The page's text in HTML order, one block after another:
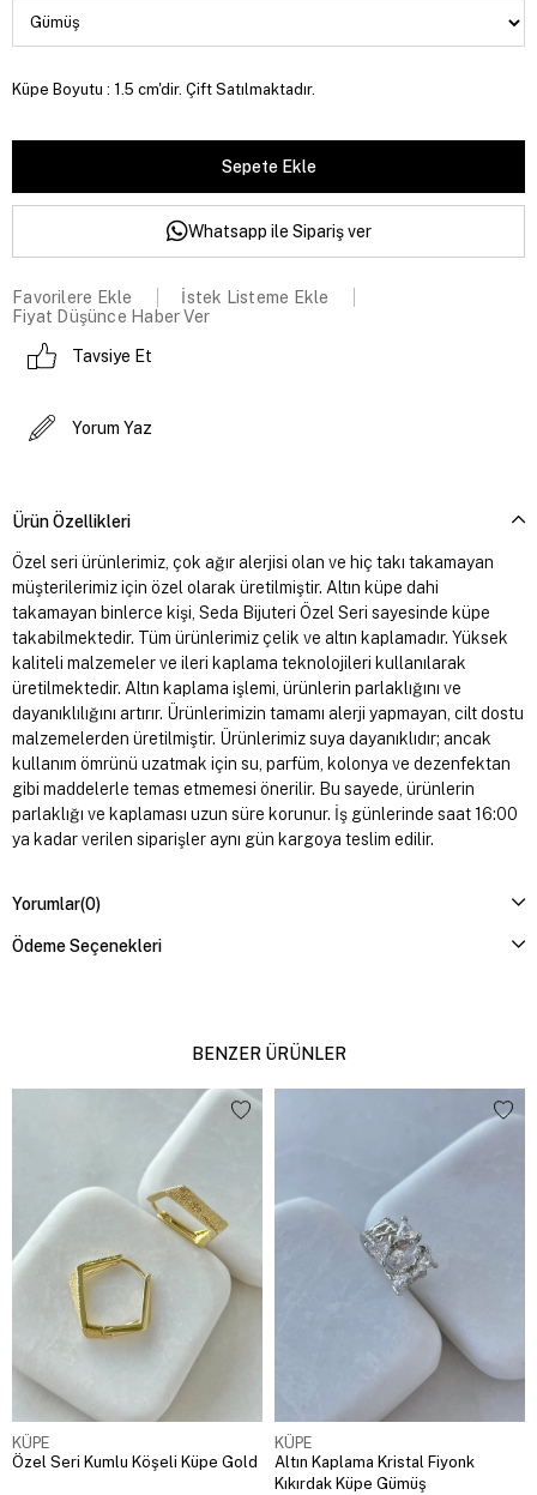
Küpe Boyutu : 1.5 cm'dir. Çift Satılmaktadır.
Whatsapp ile Sipariş ver
Favorilere Ekle
İstek Listeme Ekle
Fiyat Düşünce Haber Ver
Tavsiye Et
Yorum Yaz
Ürün Özellikleri
Özel seri ürünlerimiz, çok ağır alerjisi olan ve hiç takı takamayan
müşterilerimiz için özel olarak üretilmiştir. Altın küpe dahi
takamayan binlerce kişi, Seda Bijuteri Özel Seri sayesinde küpe
takabilmektedir. Tüm ürünlerimiz çelik ve altın kaplamadır. Yüksek
kaliteli malzemeler ve ileri kaplama teknolojileri kullanılarak
üretilmektedir. Altın kaplama işlemi, ürünlerin parlaklığını ve
dayanıklılığını artırır. Ürünlerimizin tamamı alerji yapmayan, cilt dostu
malzemelerden üretilmiştir. Ürünlerimiz suya dayanıklıdır; ancak
kullanım ömrünü uzatmak için su, parfüm, kolonya ve dezenfektan
gibi maddelerle temas etmemesi önerilir. Bu sayede, ürünlerin
parlaklığı ve kaplaması uzun süre korunur. İş günlerinde saat 16:00
ya kadar verilen siparişler aynı gün kargoya teslim edilir.
Yorumlar(0)
Ödeme Seçenekleri
BENZER ÜRÜNLER
KÜPE
Özel Seri Kumlu Köşeli Küpe Gold
KÜPE
Altın Kaplama Kristal Fiyonk
Kıkırdak Küpe Gümüş